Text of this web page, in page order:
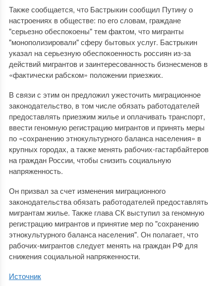
Также сообщается, что Бастрыкин сообщил Путину о
настроениях в обществе: по его словам, граждане
"серьезно обеспокоены" тем фактом, что мигранты
"монополизировали" сферу бытовых услуг. Бастрыкин
указал на серьезную обеспокоенность россиян из-за
действий мигрантов и заинтересованность бизнесменов в
«фактически рабском» положении приезжих.
В связи с этим он предложил ужесточить миграционное
законодательство, в том числе обязать работодателей
предоставлять приезжим жилье и оплачивать транспорт,
ввести геномную регистрацию мигрантов и принять меры
по «сохранению этнокультурного баланса населения» в
крупных городах, а также менять рабочих-гастарбайтеров
на граждан России, чтобы снизить социальную
напряженность.
Он призвал за счет изменения миграционного
законодательства обязать работодателей предоставлять
мигрантам жилье. Также глава СК выступил за геномную
регистрацию мигрантов и принятие мер по "сохранению
этнокультурного баланса населения". Он полагает, что
рабочих-мигрантов следует менять на граждан РФ для
снижения социальной напряженности.
Источник